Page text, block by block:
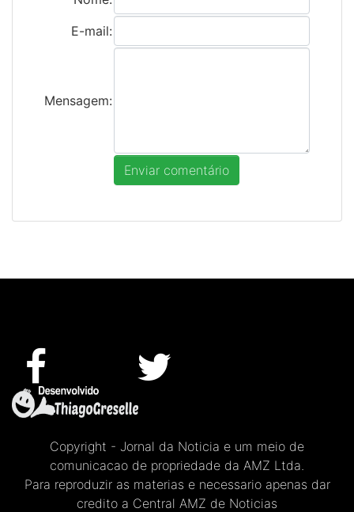
E-mail:
Mensagem:
Copyright - Jornal da Noticia e um meio de
comunicacao de propriedade da AMZ Ltda.
Para reproduzir as materias e necessario apenas dar
credito a Central AMZ de Noticias